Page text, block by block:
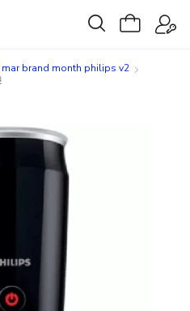
mar brand month philips v2